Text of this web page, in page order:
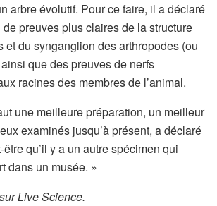
arbre évolutif. Pour ce faire, il a déclaré
de preuves plus claires de la structure
et du synganglion des arthropodes (ou
que des preuves de nerfs
racines des membres de l’animal.
une meilleure préparation, un meilleur
examinés jusqu’à présent, a déclaré
qu’il y a un autre spécimen qui
dans un musée. »
Live Science.